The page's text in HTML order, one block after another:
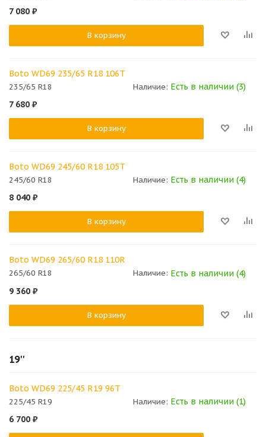
7 080 ₽
В корзину
Boto WD69 235/65 R18 106T
235/65 R18 Наличие: Есть в наличии (3)
7 680 ₽
В корзину
Boto WD69 245/60 R18 105T
245/60 R18 Наличие: Есть в наличии (4)
8 040 ₽
В корзину
Boto WD69 265/60 R18 110R
265/60 R18 Наличие: Есть в наличии (4)
9 360 ₽
В корзину
19''
Boto WD69 225/45 R19 96T
225/45 R19 Наличие: Есть в наличии (1)
6 700 ₽